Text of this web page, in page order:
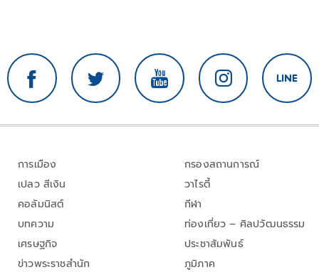
การเมือง
เปลว สีเงิน
คอลัมนิสต์
บทความ
เศรษฐกิจ
ข่าวพระราชสำนัก
กรองสถานการณ์
วาไรตี้
กีฬา
ท่องเที่ยว – ศิลปวัฒนธรรม
ประชาสัมพันธ์
ภูมิภาค